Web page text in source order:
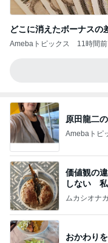
どこに消えたボーナスの
Amebaトピックス 11時間前
原田龍二
Amebaトピ
価値観の
しない 私
補
ムカシオナ
ガザル
おかわり